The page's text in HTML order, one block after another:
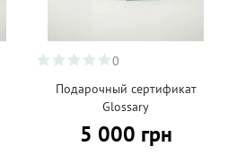
0
Подарочный сертификат
Glossary
5 000 грн